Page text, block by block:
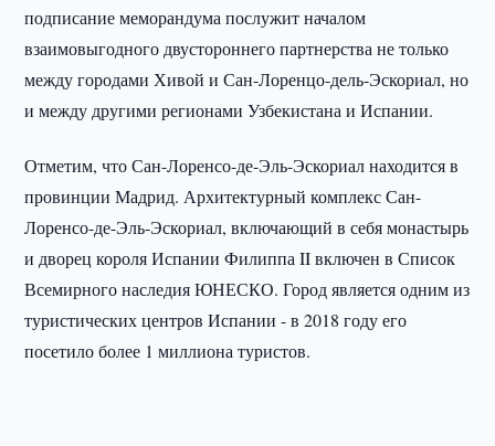
подписание меморандума послужит началом
взаимовыгодного двустороннего партнерства не только
между городами Хивой и Сан-Лоренцо-дель-Эскориал, но
и между другими регионами Узбекистана и Испании.
Отметим, что Сан-Лоренсо-де-Эль-Эскориал находится в
провинции Мадрид. Архитектурный комплекс Сан-
Лоренсо-де-Эль-Эскориал, включающий в себя монастырь
и дворец короля Испании Филиппа II включен в Список
Всемирного наследия ЮНЕСКО. Город является одним из
туристических центров Испании - в 2018 году его
посетило более 1 миллиона туристов.